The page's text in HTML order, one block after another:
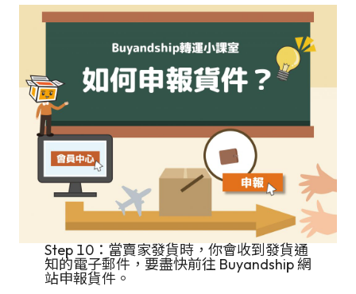
Step 10：當賣家發貨時，你會收到發貨通
知的電子郵件，要盡快前往 Buyandship 網
站申報貨件。